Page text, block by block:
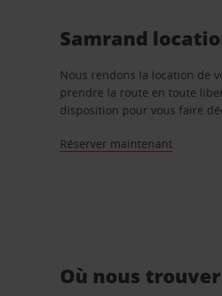
Samrand
Nous rendons la location de
prendre la route en toute
disposition pour vous faire
Réserver maintenant
Où nous trouver